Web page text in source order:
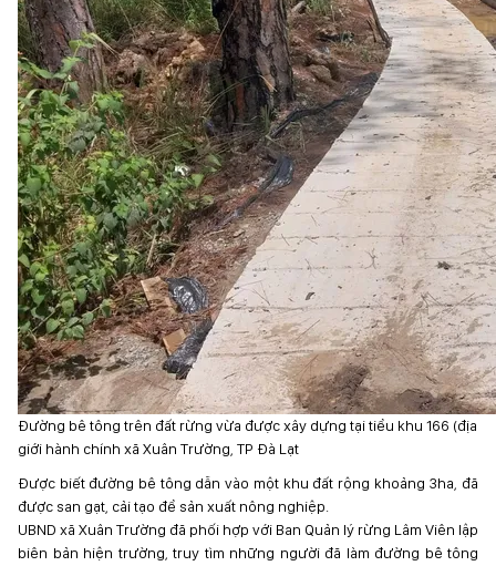
Đường bê tông trên đất rừng vừa được xây dựng tại tiểu khu 166 (địa
giới hành chính xã Xuân Trường, TP Đà Lạt
Được biết đường bê tông dẫn vào một khu đất rộng khoảng 3ha, đã
được san gạt, cải tạo để sản xuất nông nghiệp.
UBND xã Xuân Trường đã phối hợp với Ban Quản lý rừng Lâm Viên lập
biên bản hiện trường, truy tìm những người đã làm đường bê tông